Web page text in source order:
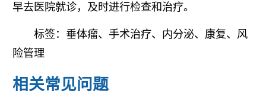
早去医院就诊，及时进行检查和治疗。
标签：垂体瘤、手术治疗、内分泌、康复、风
险管理
相关常见问题